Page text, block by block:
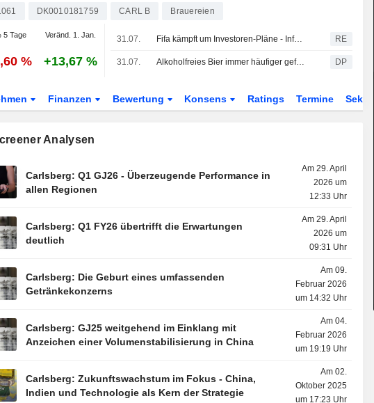
DK0010181759 CARL B Brauereien
5 Tage Veränd. 1. Jan.
% +13,67 %
31.07. Fifa kämpft um Investoren-Pläne - Infantino-Berater geht RE
31.07. Alkoholfreies Bier immer häufiger gefragt DP
Finanzen Bewertung Konsens Ratings Termine Sektor
Analysen
Carlsberg: Q1 GJ26 - Überzeugende Performance in
allen Regionen
Am 29. April
2026 um
12:33 Uhr
Carlsberg: Q1 FY26 übertrifft die Erwartungen
deutlich
Am 29. April
2026 um
09:31 Uhr
Carlsberg: Die Geburt eines umfassenden
Getränkekonzerns
Am 09.
Februar 2026
um 14:32 Uhr
Carlsberg: GJ25 weitgehend im Einklang mit
Anzeichen einer Volumenstabilisierung in China
Am 04.
Februar 2026
um 19:19 Uhr
Carlsberg: Zukunftswachstum im Fokus - China,
Indien und Technologie als Kern der Strategie
Am 02.
Oktober 2025
um 17:23 Uhr